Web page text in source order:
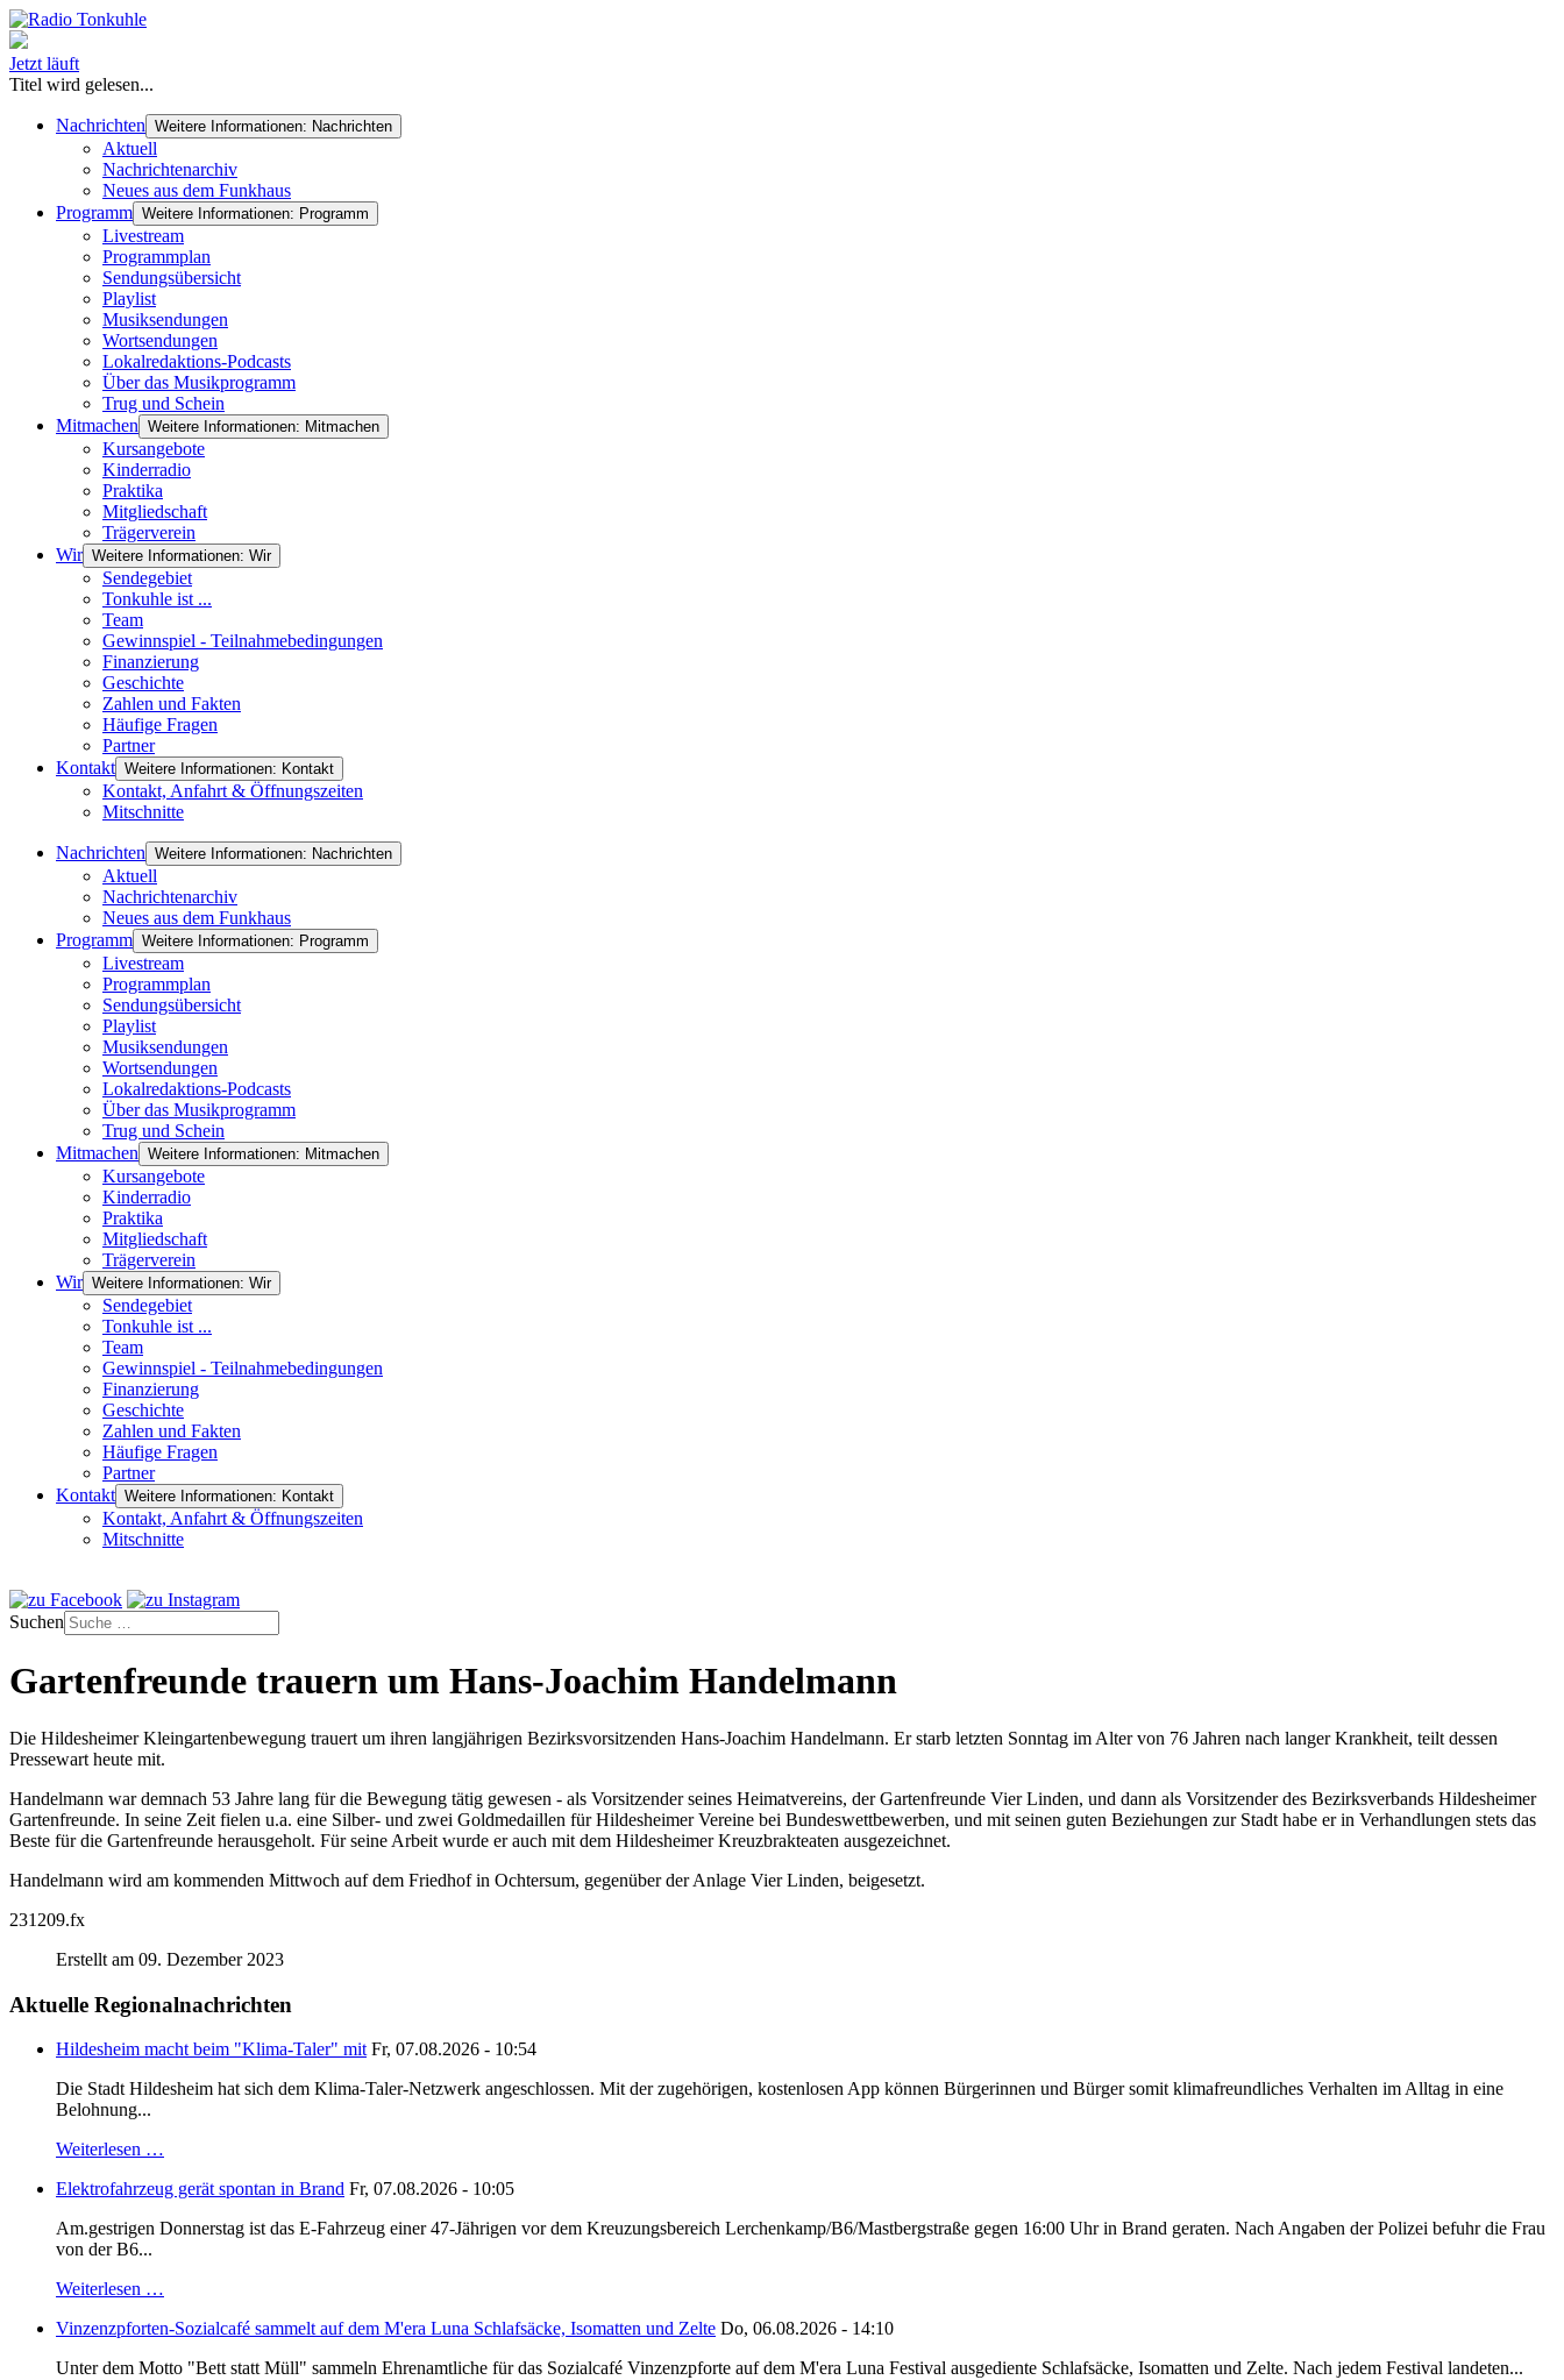
Jetzt läuft
Titel wird gelesen...
Nachrichten Weitere Informationen: Nachrichten
Aktuell
Nachrichtenarchiv
Neues aus dem Funkhaus
Programm Weitere Informationen: Programm
Livestream
Programmplan
Sendungsübersicht
Playlist
Musiksendungen
Wortsendungen
Lokalredaktions-Podcasts
Über das Musikprogramm
Trug und Schein
Mitmachen Weitere Informationen: Mitmachen
Kursangebote
Kinderradio
Praktika
Mitgliedschaft
Trägerverein
Wir Weitere Informationen: Wir
Sendegebiet
Tonkuhle ist ...
Team
Gewinnspiel - Teilnahmebedingungen
Finanzierung
Geschichte
Zahlen und Fakten
Häufige Fragen
Partner
Kontakt Weitere Informationen: Kontakt
Kontakt, Anfahrt & Öffnungszeiten
Mitschnitte
Nachrichten Weitere Informationen: Nachrichten
Aktuell
Nachrichtenarchiv
Neues aus dem Funkhaus
Programm Weitere Informationen: Programm
Livestream
Programmplan
Sendungsübersicht
Playlist
Musiksendungen
Wortsendungen
Lokalredaktions-Podcasts
Über das Musikprogramm
Trug und Schein
Mitmachen Weitere Informationen: Mitmachen
Kursangebote
Kinderradio
Praktika
Mitgliedschaft
Trägerverein
Wir Weitere Informationen: Wir
Sendegebiet
Tonkuhle ist ...
Team
Gewinnspiel - Teilnahmebedingungen
Finanzierung
Geschichte
Zahlen und Fakten
Häufige Fragen
Partner
Kontakt Weitere Informationen: Kontakt
Kontakt, Anfahrt & Öffnungszeiten
Mitschnitte
Suchen
Gartenfreunde trauern um Hans-Joachim Handelmann
Die Hildesheimer Kleingartenbewegung trauert um ihren langjährigen Bezirksvorsitzenden Hans-Joachim Handelmann. Er starb letzten Sonntag im Alter von 76 Jahren nach langer Krankheit, teilt dessen
Pressewart heute mit.
Handelmann war demnach 53 Jahre lang für die Bewegung tätig gewesen - als Vorsitzender seines Heimatvereins, der Gartenfreunde Vier Linden, und dann als Vorsitzender des Bezirksverbands Hildesheimer
Gartenfreunde. In seine Zeit fielen u.a. eine Silber- und zwei Goldmedaillen für Hildesheimer Vereine bei Bundeswettbewerben, und mit seinen guten Beziehungen zur Stadt habe er in Verhandlungen stets das
Beste für die Gartenfreunde herausgeholt. Für seine Arbeit wurde er auch mit dem Hildesheimer Kreuzbrakteaten ausgezeichnet.
Handelmann wird am kommenden Mittwoch auf dem Friedhof in Ochtersum, gegenüber der Anlage Vier Linden, beigesetzt.
231209.fx
Erstellt am 09. Dezember 2023
Aktuelle Regionalnachrichten
Hildesheim macht beim "Klima-Taler" mit Fr, 07.08.2026 - 10:54
Die Stadt Hildesheim hat sich dem Klima-Taler-Netzwerk angeschlossen. Mit der zugehörigen, kostenlosen App können Bürgerinnen und Bürger somit klimafreundliches Verhalten im Alltag in eine
Belohnung...
Weiterlesen …
Elektrofahrzeug gerät spontan in Brand Fr, 07.08.2026 - 10:05
Am.gestrigen Donnerstag ist das E-Fahrzeug einer 47-Jährigen vor dem Kreuzungsbereich Lerchenkamp/B6/Mastbergstraße gegen 16:00 Uhr in Brand geraten. Nach Angaben der Polizei befuhr die Frau
von der B6...
Weiterlesen …
Vinzenzpforten-Sozialcafé sammelt auf dem M'era Luna Schlafsäcke, Isomatten und Zelte Do, 06.08.2026 - 14:10
Unter dem Motto "Bett statt Müll" sammeln Ehrenamtliche für das Sozialcafé Vinzenzpforte auf dem M'era Luna Festival ausgediente Schlafsäcke, Isomatten und Zelte. Nach jedem Festival landeten...